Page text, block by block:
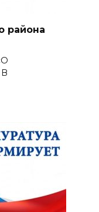
района